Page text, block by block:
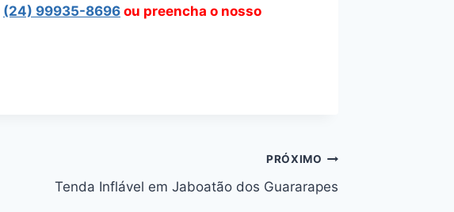
(24) 99935-8696 ou preencha o nosso
PRÓXIMO
Tenda Inflável em Jaboatão dos Guararapes